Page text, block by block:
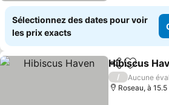
Sélectionnez des dates pour voir
les prix exacts
PartagerAjouter
Hibiscus
/
Aucune
Roseau, à